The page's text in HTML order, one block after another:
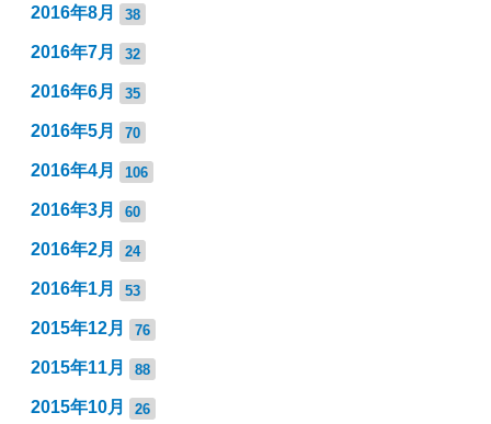
2016年8月 38
2016年7月 32
2016年6月 35
2016年5月 70
2016年4月 106
2016年3月 60
2016年2月 24
2016年1月 53
2015年12月 76
2015年11月 88
2015年10月 26